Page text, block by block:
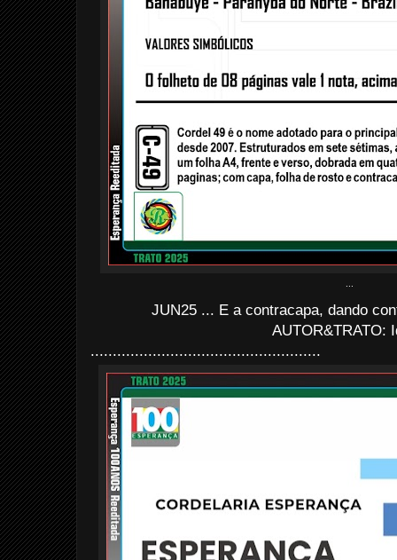
JUN25 ... E a contracapa, dando
AUTOR&TRATO:
....................................................